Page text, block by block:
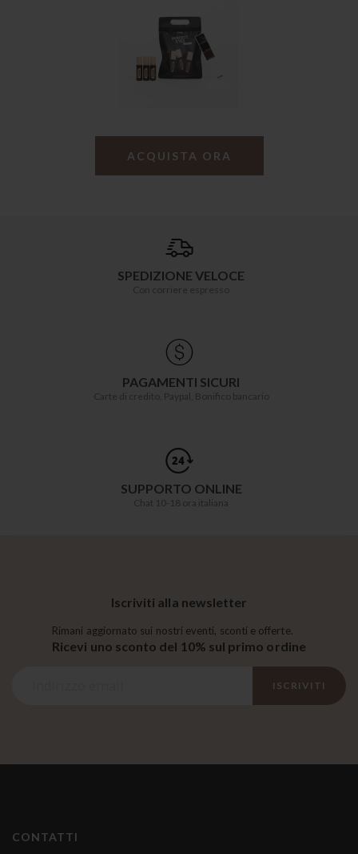
ACQUISTA ORA
SPEDIZIONE VELOCE
Con corriere espresso
PAGAMENTI SICURI
Carte di credito, Paypal, Bonifico bancario
SUPPORTO ONLINE
Chat 10-18 ora italiana
Iscriviti alla newsletter
Rimani aggiornato sui nostri eventi, sconti e offerte.
Ricevi uno sconto del 10% sul primo ordine
ISCRIVITI
CONTATTI